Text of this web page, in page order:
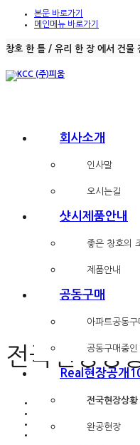
본문 바로가기
메인메뉴 바로가기
창호 한 틀 / 유리 한 장 에서 건물
회사소개
인사말
오시는길
샷시제품안내
좋은 창호의
제품안내
공동구매
아파트공동구
공동구매중인
Real현장공개
전국현장상황
완공현장
전국현장상
HOME
전국현장상황